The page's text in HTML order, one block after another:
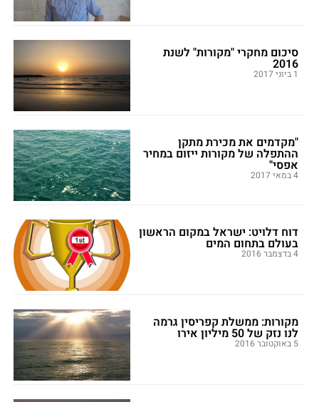
סיכום מחקרי "מקורות" לשנת
2016
1 ביוני 2017
"מקדמים את מכירת מתקן
ההתפלה של מקורות ייזום במחיר
אפסי"
4 במאי 2017
דוח דלויט: ישראל במקום הראשון
בעולם בתחום המים
4 בדצמבר 2016
מקורות: ממשלת קפריסין גרמה
לנו נזק של 50 מיליון אירו
5 באוקטובר 2016